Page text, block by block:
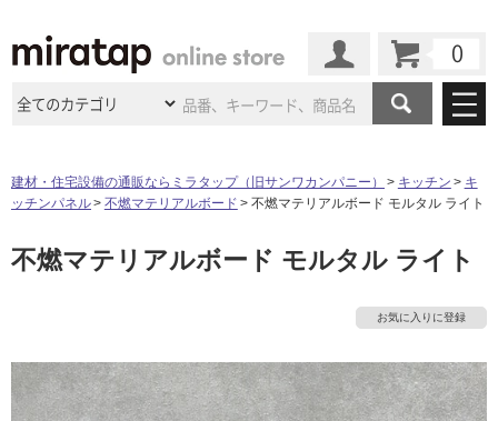
商品カテゴリ
キッチン 浴室（風呂・
バスルー
トイレ
扉
エクステリア（外構）
施工事例
施工事例 法人案件納入事例
インタビュー
店舗・施設事例
ショールーム
ショールーム
大阪ショールーム 仙台ショールーム
サポート
ご利用ガイド 初めての方へ
その他サービス
建材・住宅設備の通販ならミラタップ（旧サンワカンパニー） キッチン
キ
ッチンパネル
不燃マテリアルボード 不燃マテリアルボード モルタル ライト
不燃マテリアルボード モルタル ライト
お気に入りに登録